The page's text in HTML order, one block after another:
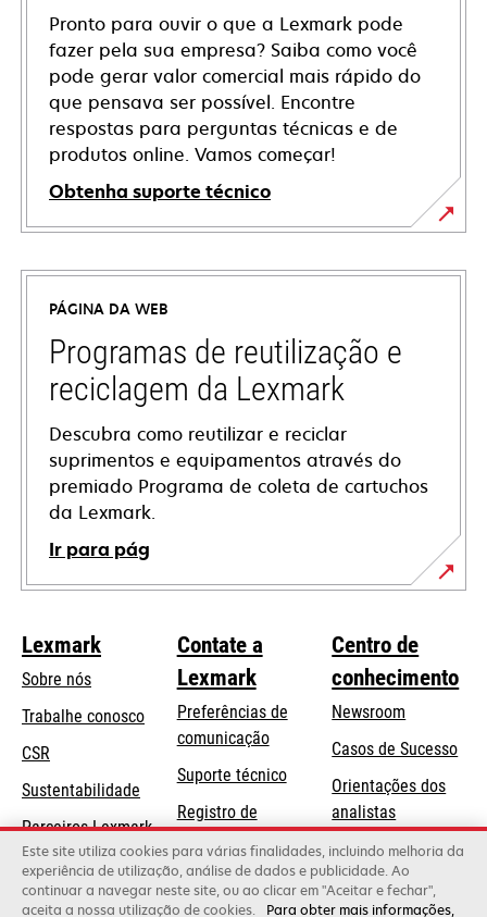
Pronto para ouvir o que a Lexmark pode
fazer pela sua empresa? Saiba como você
pode gerar valor comercial mais rápido do
que pensava ser possível. Encontre
respostas para perguntas técnicas e de
produtos online. Vamos começar!
Obtenha suporte técnico
abre
em
nova
guia
PÁGINA DA WEB
Programas de reutilização e
reciclagem da Lexmark
Descubra como reutilizar e reciclar
suprimentos e equipamentos através do
premiado Programa de coleta de cartuchos
da Lexmark.
Ir para pág
Lexmark
Sobre nós
Trabalhe conosco
CSR
Sustentabilidade
Parceiros Lexmark
Contate a
Lexmark
Preferências de
comunicação
Suporte técnicoabre
uma
nova
guia
Registro de
produtos
Onde comprar
Centro de
conhecimento
Newsroom
Casos de Sucesso
Orientações dos
analistas
Blog Lexmark
Este site utiliza cookies para várias finalidades, incluindo melhoria da
experiência de utilização, análise de dados e publicidade. Ao
continuar a navegar neste site, ou ao clicar em "Aceitar e fechar",
aceita a nossa utilização de cookies.
Para obter mais informações,